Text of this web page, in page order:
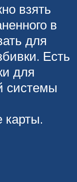
взять
в
для
Есть
для
системы